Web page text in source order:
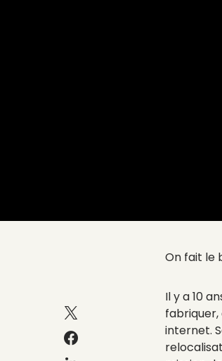
On fait le
Il y a 10
fabriquer,
internet.